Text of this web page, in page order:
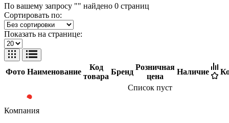
По вашему запросу "" найдено 0 страниц
Сортировать по:
Показать на странице:
Фото Наименование
Код
товара
Бренд
Розничная
цена
Наличие
Список пуст
Компания